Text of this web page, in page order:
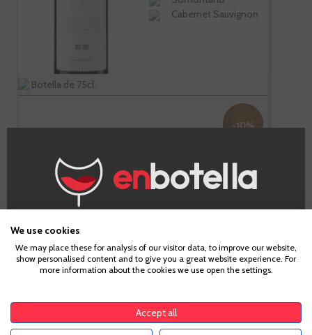
Cabernet Sauvignon
Botella de 75cl.
-10%
9,40 €
8,46 €
Te sale a 11,28 €/l
Laus
GARNACHA
¿Eres mayor de edad?
Para acceder a enbotella, debes tener la edad legal de
tu país de residencia, lo cual es suficiente para
aplicable. Confirma si tienes más de18años
We use cookies
We may place these for analysis of our visitor data, to improve our website,
show personalised content and to give you a great website experience. For
more information about the cookies we use open the settings.
Accept all